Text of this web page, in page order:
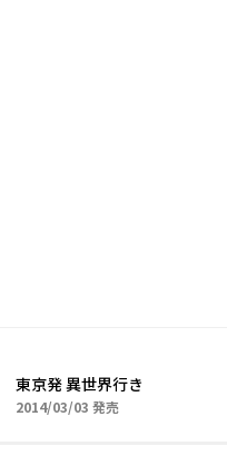
東京発 異世界行き
2014/03/03 2014年03月03日
発売